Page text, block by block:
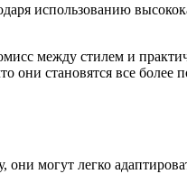
использованию
между стилем и
становятся все
они могут легко